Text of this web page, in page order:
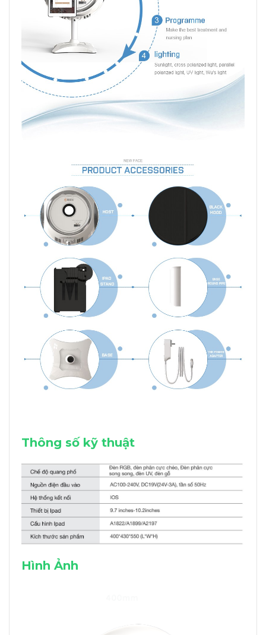
Thông số kỹ thuật
Hình Ảnh